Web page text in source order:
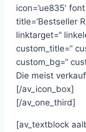
icon=’ue835′
title=’Bestseller
linktarget=“
custom_title=“
custom_bg=“
Die meist
[/av_icon_box]
[/av_one_third]
[av_textblock